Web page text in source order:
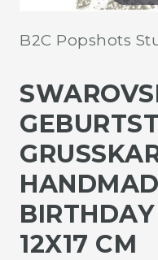
B2C Popshots
IRTHDAY
2X17 CM